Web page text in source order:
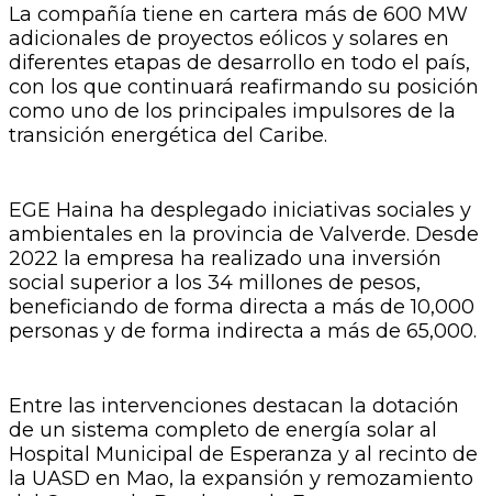
La compañía tiene en cartera más de 600 MW
adicionales de proyectos eólicos y solares en
diferentes etapas de desarrollo en todo el país,
con los que continuará reafirmando su posición
como uno de los principales impulsores de la
transición energética del Caribe.
EGE Haina ha desplegado iniciativas sociales y
ambientales en la provincia de Valverde. Desde
2022 la empresa ha realizado una inversión
social superior a los 34 millones de pesos,
beneficiando de forma directa a más de 10,000
personas y de forma indirecta a más de 65,000.
Entre las intervenciones destacan la dotación
de un sistema completo de energía solar al
Hospital Municipal de Esperanza y al recinto de
la UASD en Mao, la expansión y remozamiento